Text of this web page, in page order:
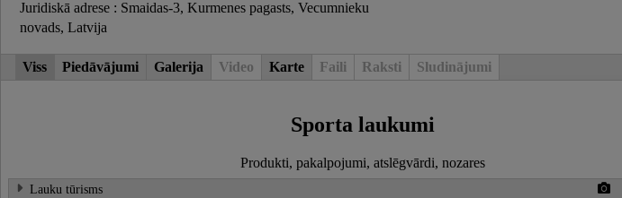
Juridiskā adrese : Smaidas-3, Kurmenes pagasts, Vecumnieku
novads, Latvija
Viss Piedāvājumi Galerija Video Karte Faili Raksti Sludinājumi
Sporta laukumi
Produkti, pakalpojumi, atslēgvārdi, nozares
Lauku tūrisms